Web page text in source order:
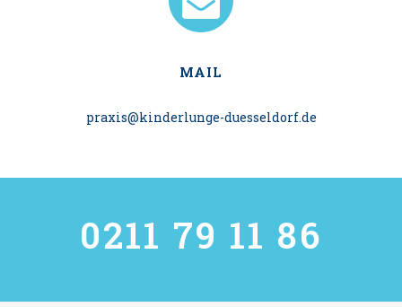
MAIL
praxis@kinderlunge-duesseldorf.de
0211 79 11 86